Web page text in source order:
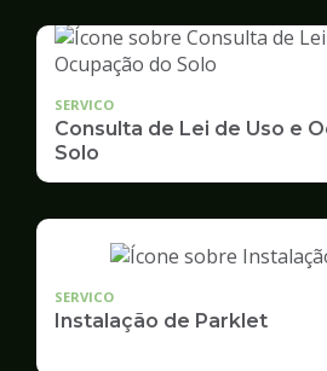
SERVICO
Consulta de Lei de Uso e
Solo
SERVICO
Instalação de Parklet